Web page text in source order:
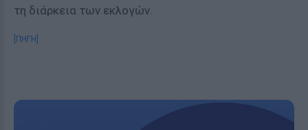
τη διάρκεια των εκλογών.
[ΠΗΓΗ]